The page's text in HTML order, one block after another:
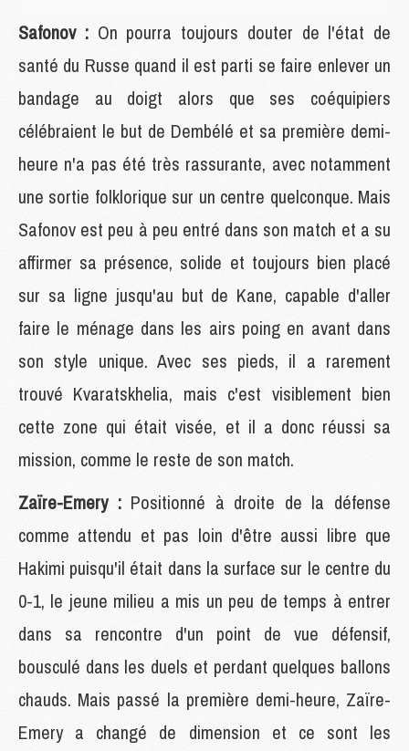
Safonov : On pourra toujours douter de l'état de
santé du Russe quand il est parti se faire enlever un
bandage au doigt alors que ses coéquipiers
célébraient le but de Dembélé et sa première demi-
heure n'a pas été très rassurante, avec notamment
une sortie folklorique sur un centre quelconque. Mais
Safonov est peu à peu entré dans son match et a su
affirmer sa présence, solide et toujours bien placé
sur sa ligne jusqu'au but de Kane, capable d'aller
faire le ménage dans les airs poing en avant dans
son style unique. Avec ses pieds, il a rarement
trouvé Kvaratskhelia, mais c'est visiblement bien
cette zone qui était visée, et il a donc réussi sa
mission, comme le reste de son match.
Zaïre-Emery : Positionné à droite de la défense
comme attendu et pas loin d'être aussi libre que
Hakimi puisqu'il était dans la surface sur le centre du
0-1, le jeune milieu a mis un peu de temps à entrer
dans sa rencontre d'un point de vue défensif,
bousculé dans les duels et perdant quelques ballons
chauds. Mais passé la première demi-heure, Zaïre-
Emery a changé de dimension et ce sont les